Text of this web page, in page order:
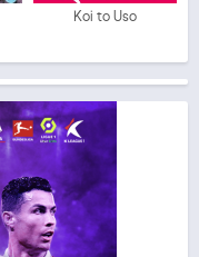
Koi to Uso